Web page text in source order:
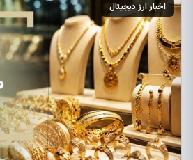
اخبار ارز دیجیتال